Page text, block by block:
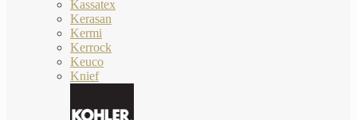
Kassatex
Kerasan
Kermi
Kerrock
Keuco
Knief